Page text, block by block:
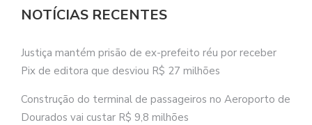
NOTÍCIAS RECENTES
Justiça mantém prisão de ex-prefeito réu por receber
Pix de editora que desviou R$ 27 milhões
Construção do terminal de passageiros no Aeroporto de
Dourados vai custar R$ 9,8 milhões